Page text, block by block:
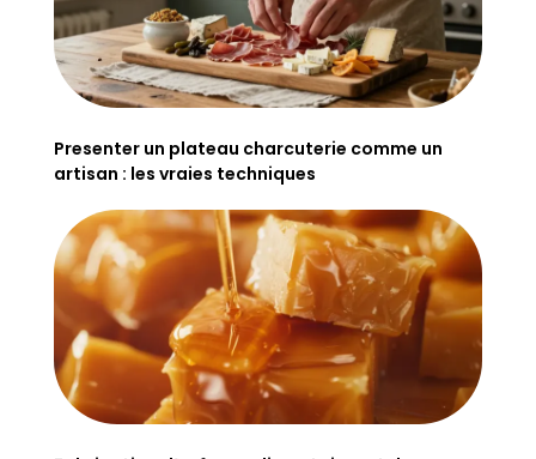
Presenter un plateau charcuterie comme un
artisan : les vraies techniques